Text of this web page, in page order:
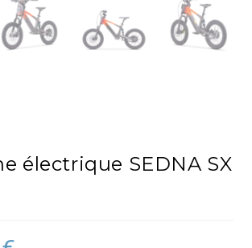
électrique SEDNA SX